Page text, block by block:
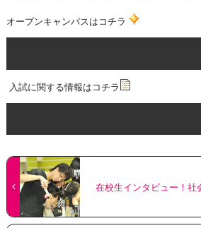
オープンキャンパスはコチラ
入試に関する情報はコチラ
在校生インタビュー！